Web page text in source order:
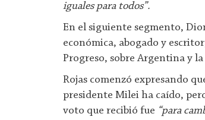
iguales para todos”.
En el siguiente segmento,
económica, abogado y
Progreso, sobre Argentina y
Rojas comenzó expresando
presidente Milei ha caído,
voto que recibió fue “para